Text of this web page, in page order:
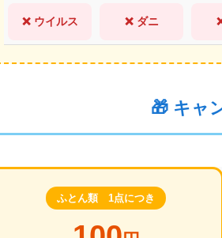
❌ ウイルス ❌ ダニ
🎁 キャ
ふとん類 1点につき